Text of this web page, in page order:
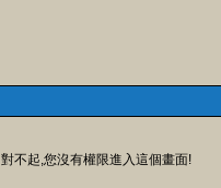
對不起,您沒有權限進入這個畫面!